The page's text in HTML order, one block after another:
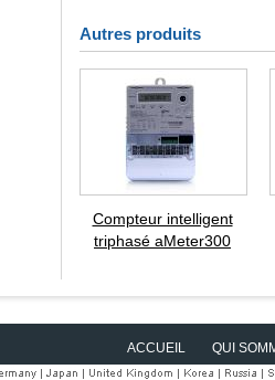
Autres produits
Compteur intelligent
triphasé aMeter300
ACCUEIL QUI